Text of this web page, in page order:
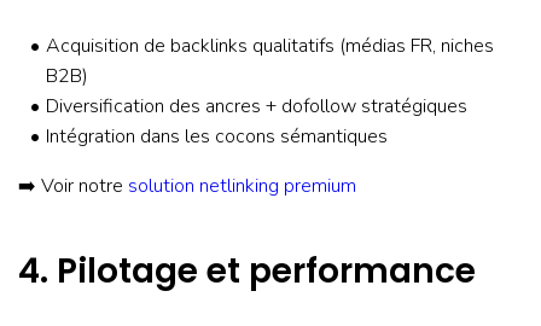
Acquisition de backlinks qualitatifs (médias FR, niches
B2B)
Diversification des ancres + dofollow stratégiques
Intégration dans les cocons sémantiques
➡️ Voir notre solution netlinking premium
4. Pilotage et performance